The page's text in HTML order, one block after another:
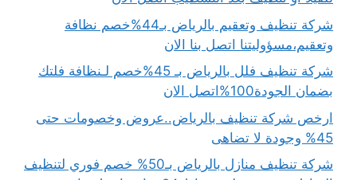
شركة تنظيف وتعقيم بالرياض بـ44%خصم نظافة
وتعقيم،مسؤوليتنا اتصل بنا الان
شركة تنظيف فلل بالرياض بـ 45%خصم لـنظافة فلتك
بضمان الجودة100%اتصل الان
ارخص شركة تنظيف بالرياض..عروض وخصومات حتى
45% وجودة لا تضاهى
شركة تنظيف منازل بالرياض بـ50% خصم فوري لتنظيف